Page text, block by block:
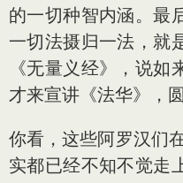
的一切种智内涵。最
一切法摄归一法，就
《无量义经》，说
才来宣讲《法华》，
你看，这些阿罗汉们
实都已经不知不觉走